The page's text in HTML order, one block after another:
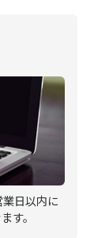
日以内に
す。